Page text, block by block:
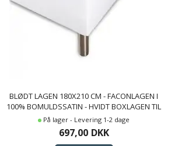
BLØDT LAGEN 180X210 CM - FACONLAGEN I
100% BOMULDSSATIN - HVIDT BOXLAGEN TIL
MADRAS - BORÅS COTTON CLOUD SATIN
LAGEN
På lager - Levering 1-2 dage
697,00 DKK